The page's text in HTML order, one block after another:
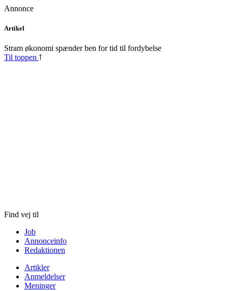
Annonce
Skip
content
Artikel
Stram økonomi spænder ben for tid til fordybelse
Til toppen
Find vej til
Job
Annonceinfo
Redaktionen
Artikler
Anmeldelser
Meninger